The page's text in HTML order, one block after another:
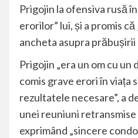
Prigojin la ofensiva rusă
erorilor” lui, și a promis că
ancheta asupra prăbușirii
Prigojin „era un om cu un
comis grave erori în viața
rezultatele necesare”, a
unei reuniuni
exprimând „sincere